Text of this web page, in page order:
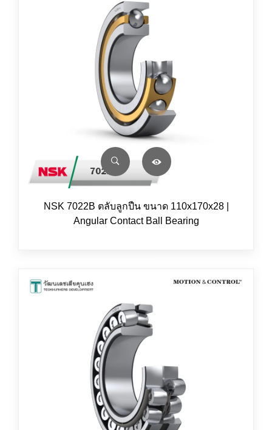
NSK 7022B ตลับลูกปืน ขนาด 110x170x28 |
Angular Contact Ball Bearing